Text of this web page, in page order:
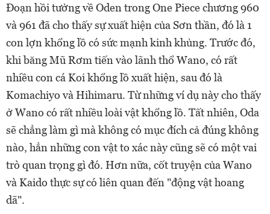
Đoạn hồi tưởng về Oden trong One Piece chương 960
và 961 đã cho thấy sự xuất hiện của Sơn thần, đó là 1
con lợn khổng lồ có sức mạnh kinh khủng. Trước đó,
khi băng Mũ Rơm tiến vào lãnh thổ Wano, có rất
nhiều con cá Koi khổng lồ xuất hiện, sau đó là
Komachiyo và Hihimaru. Từ những ví dụ này cho thấy
ở Wano có rất nhiều loài vật khổng lồ. Tất nhiên, Oda
sẽ chẳng làm gì mà không có mục đích cả đúng không
nào, hẳn những con vật to xác nàycũng sẽ có một vai
trò quan trọng gì đó. Hơn nữa, cốt truyện của Wano
và Kaido thực sự có liên quan đến "động vật hoang
dã".